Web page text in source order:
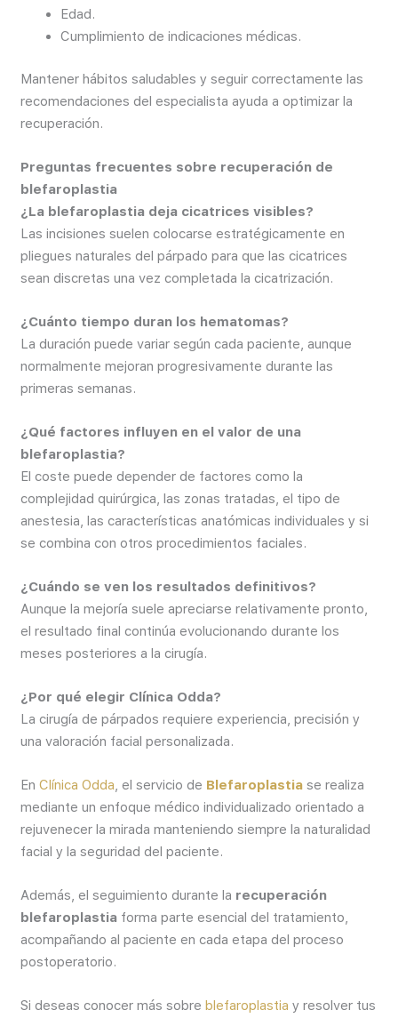
Edad.
Cumplimiento de indicaciones médicas.
Mantener hábitos saludables y seguir correctamente las
recomendaciones del especialista ayuda a optimizar la
recuperación.
Preguntas frecuentes sobre recuperación de
blefaroplastia
¿La blefaroplastia deja cicatrices visibles?
Las incisiones suelen colocarse estratégicamente en
pliegues naturales del párpado para que las cicatrices
sean discretas una vez completada la cicatrización.
¿Cuánto tiempo duran los hematomas?
La duración puede variar según cada paciente, aunque
normalmente mejoran progresivamente durante las
primeras semanas.
¿Qué factores influyen en el valor de una
blefaroplastia?
El coste puede depender de factores como la
complejidad quirúrgica, las zonas tratadas, el tipo de
anestesia, las características anatómicas individuales y si
se combina con otros procedimientos faciales.
¿Cuándo se ven los resultados definitivos?
Aunque la mejoría suele apreciarse relativamente pronto,
el resultado final continúa evolucionando durante los
meses posteriores a la cirugía.
¿Por qué elegir Clínica Odda?
La cirugía de párpados requiere experiencia, precisión y
una valoración facial personalizada.
En Clínica Odda, el servicio de Blefaroplastia se realiza
mediante un enfoque médico individualizado orientado a
rejuvenecer la mirada manteniendo siempre la naturalidad
facial y la seguridad del paciente.
Además, el seguimiento durante la recuperación
blefaroplastia forma parte esencial del tratamiento,
acompañando al paciente en cada etapa del proceso
postoperatorio.
Si deseas conocer más sobreblefaroplastia y resolver tus